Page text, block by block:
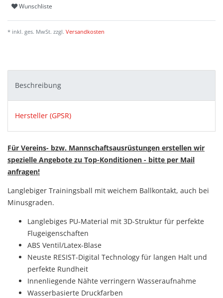
Wunschliste
* inkl. ges. MwSt. zzgl. Versandkosten
Beschreibung
Hersteller (GPSR)
Für Vereins- bzw. Mannschaftsausrüstungen erstellen wir
spezielle Angebote zu Top-Konditionen - bitte per Mail
anfragen!
Langlebiger Trainingsball mit weichem Ballkontakt, auch bei
Minusgraden.
Langlebiges PU-Material mit 3D-Struktur für perfekte
Flugeigenschaften
ABS Ventil/Latex-Blase
Neuste RESIST-Digital Technology für langen Halt und
perfekte Rundheit
Innenliegende Nähte verringern Wasseraufnahme
Wasserbasierte Druckfarben